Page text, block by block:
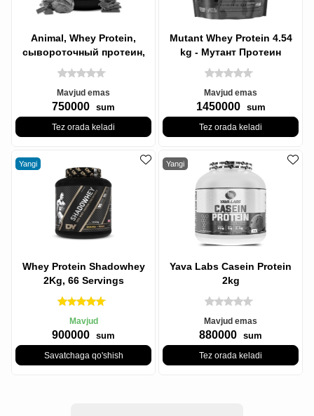
Animal, Whey Protein,
сывороточный протеин,
шоколадный, 1,81 кг
Mavjud emas
750000 sum
Tez orada keladi
Mutant Whey Protein 4.54
kg - Мутант Протеин
Mavjud emas
1450000 sum
Tez orada keladi
Yangi
Whey Protein Shadowhey
2Kg, 66 Servings
Mavjud
900000 sum
Savatchaga qo'shish
Yangi
Yava Labs Casein Protein
2kg
Mavjud emas
880000 sum
Tez orada keladi